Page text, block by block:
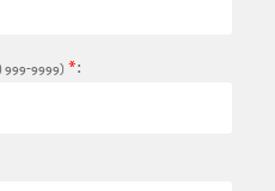
999-9999) *: